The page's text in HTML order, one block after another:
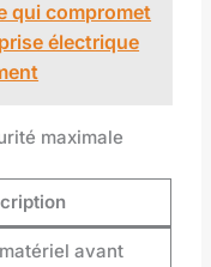
qui compromet
électrique
maximale
avant